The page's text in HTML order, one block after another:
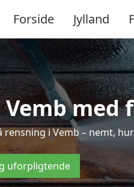
Forside Jylland
i Vemb – nemt,
uforpligtende